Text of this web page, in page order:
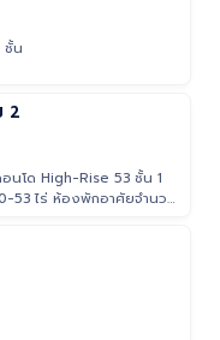
ชั้น
2
นโด High-Rise 53 ชั้น 1
53 ไร่ ห้องพักอาศัยจำนวน